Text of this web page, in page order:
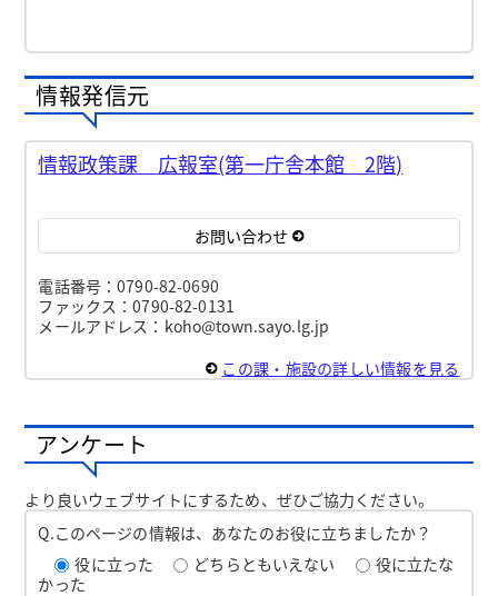
情報発信元
情報政策課 広報室(第一庁舎本館 2階)
お問い合わせ
電話番号：0790-82-0690
ファックス：0790-82-0131
メールアドレス：koho@town.sayo.lg.jp
この課・施設の詳しい情報を見る
アンケート
より良いウェブサイトにするため、ぜひご協力ください。
Q.このページの情報は、あなたのお役に立ちましたか？
役に立った
どちらともいえない
役に立たな
かった